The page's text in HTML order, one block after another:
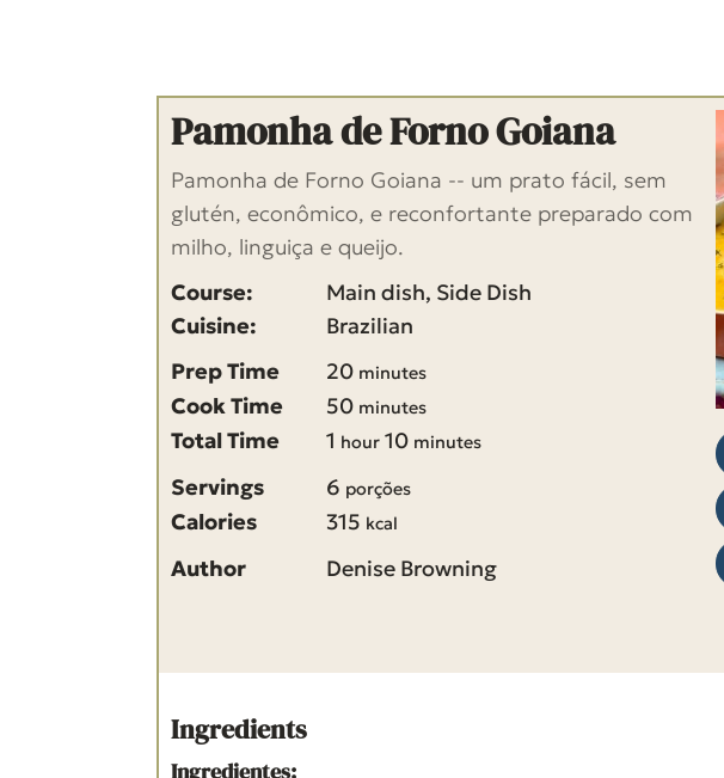
Pamonha de Forno Goiana
Pamonha de Forno Goiana -- um prato fácil, sem
glutén, econômico, e reconfortante preparado com
milho, linguiça e queijo.
Course:
Main dish, Side Dish
Cuisine:
Brazilian
Prep Time
20m
i
n
t
e
s
minutes
Cook Time 50m
i
u
t
e
minutes
Total Time 1 h
o
u
hour 10m
t
minutes
Servings 6 porções
Calories 315 kcal
Author Denise Browning
Ingredients
Ingredientes: